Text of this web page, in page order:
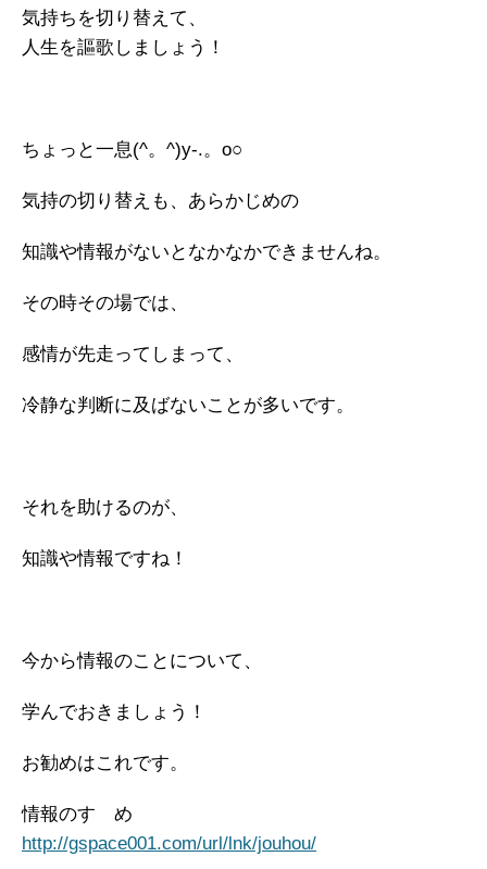
気持ちを切り替えて、
人生を謳歌しましょう！
ちょっと一息(^。^)y-.。o○
気持の切り替えも、あらかじめの
知識や情報がないとなかなかできませんね。
その時その場では、
感情が先走ってしまって、
冷静な判断に及ばないことが多いです。
それを助けるのが、
知識や情報ですね！
今から情報のことについて、
学んでおきましょう！
お勧めはこれです。
情報のすゝめ
http://gspace001.com/url/lnk/jouhou/